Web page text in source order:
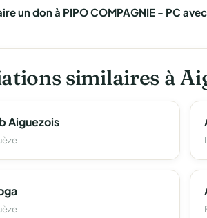
un don à PIPO COMPAGNIE - PC
similaires à
Aiguezois